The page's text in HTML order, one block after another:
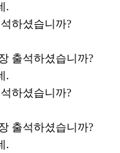
.
하셨습니까?
출석하셨습니까?
.
하셨습니까?
출석하셨습니까?
.